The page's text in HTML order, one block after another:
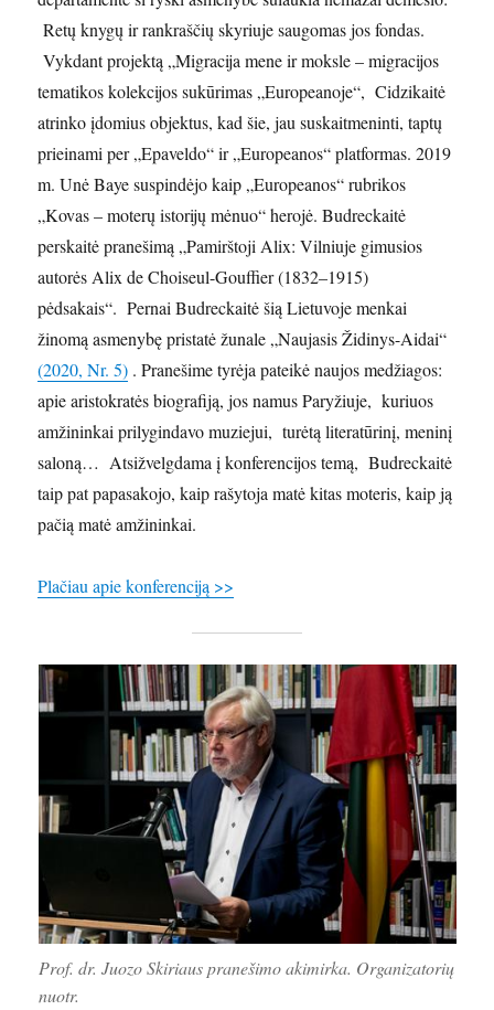
Retų knygų ir rankraščių skyriuje saugomas jos fondas.
Vykdant projektą „Migracija mene ir moksle – migracijos
tematikos kolekcijos sukūrimas „Europeanoje“, Cidzikaitė
atrinko įdomius objektus, kad šie, jau suskaitmeninti, taptų
prieinami per „Epaveldo“ ir „Europeanos“ platformas. 2019
m. Unė Baye suspindėjo kaip „Europeanos“ rubrikos
„Kovas – moterų istorijų mėnuo“ herojė. Budreckaitė
perskaitė pranešimą „Pamirštoji Alix: Vilniuje gimusios
autorės Alix de Choiseul-Gouffier (1832–1915)
pėdsakais“. Pernai Budreckaitė šią Lietuvoje menkai
žinomą asmenybę pristatė žunale „Naujasis Židinys-Aidai“
(2020, Nr. 5) . Pranešime tyrėja pateikė naujos medžiagos:
apie aristokratės biografiją, jos namus Paryžiuje, kuriuos
amžininkai prilygindavo muziejui, turėtą literatūrinį, meninį
saloną… Atsižvelgdama į konferencijos temą, Budreckaitė
taip pat papasakojo, kaip rašytoja matė kitas moteris, kaip ją
pačią matė amžininkai.
Plačiau apie konferenciją >>
Prof. dr. Juozo Skiriaus pranešimo akimirka. Organizatorių
nuotr.